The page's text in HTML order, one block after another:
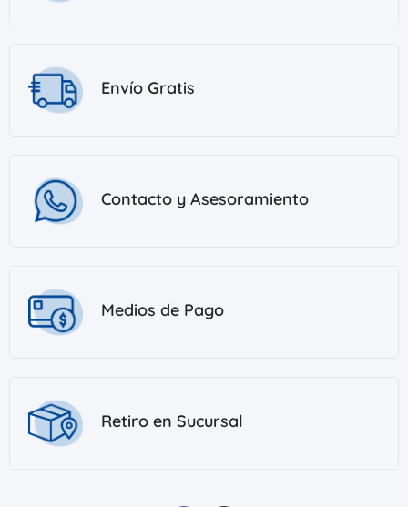
Envío Gratis
Contacto y Asesoramiento
Medios de Pago
Retiro en Sucursal